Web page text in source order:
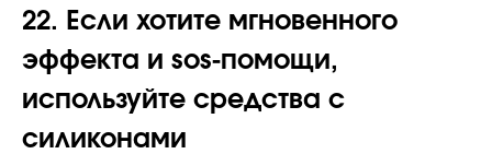
22. Если хотите мгновенного
эффекта и sos-помощи,
используйте средства с
силиконами